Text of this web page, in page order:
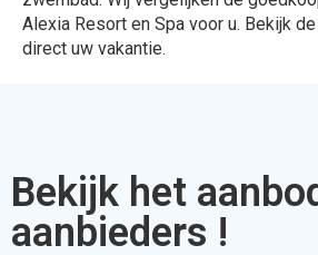
Alexia Resort en Spa voor u. Bekijk
direct uw vakantie.
Bekijk het
aanbieders !